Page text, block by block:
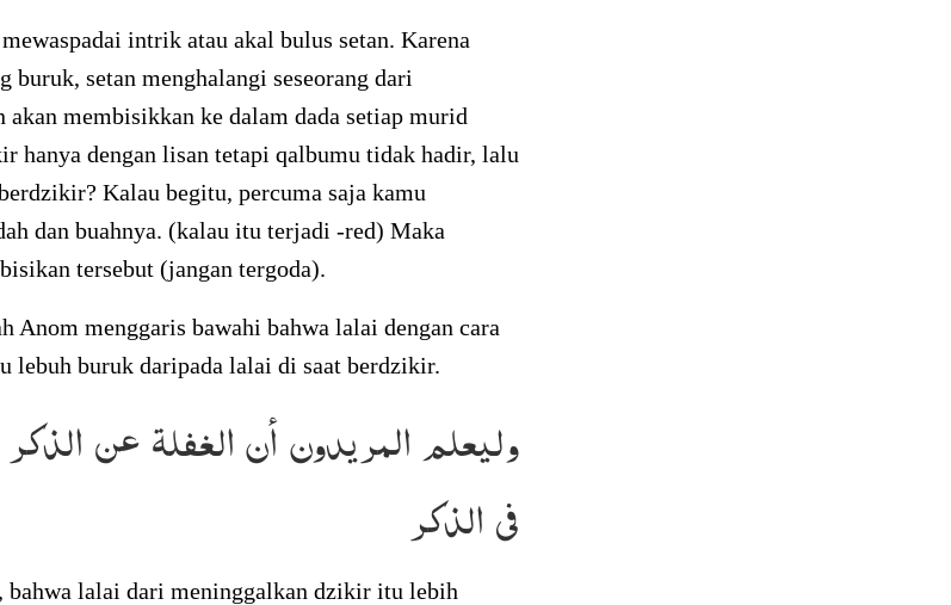
intrik atau akal bulus setan. Karena
buruk, setan menghalangi seseorang dari
akan membisikkan ke dalam dada setiap murid
hanya dengan lisan tetapi qalbumu tidak hadir, lalu
Kalau begitu, percuma saja kamu
dan buahnya. (kalau itu terjadi -red) Maka
tersebut (jangan tergoda).
Anom menggaris bawahi bahwa lalai dengan cara
lebuh buruk daripada lalai di saat berdzikir.
وليعلم المريدون أن الغفلة عن
فى الذكر
bahwa lalai dari meninggalkan dzikir itu lebih